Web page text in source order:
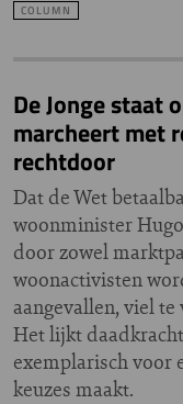
COLUMN
De Jonge staat
marcheert met
rechtdoor
Dat de Wet
woonminister
door zowel
woonactivisten
aangevallen, viel te
Het lijkt
exemplarisch voor
keuzes maakt.